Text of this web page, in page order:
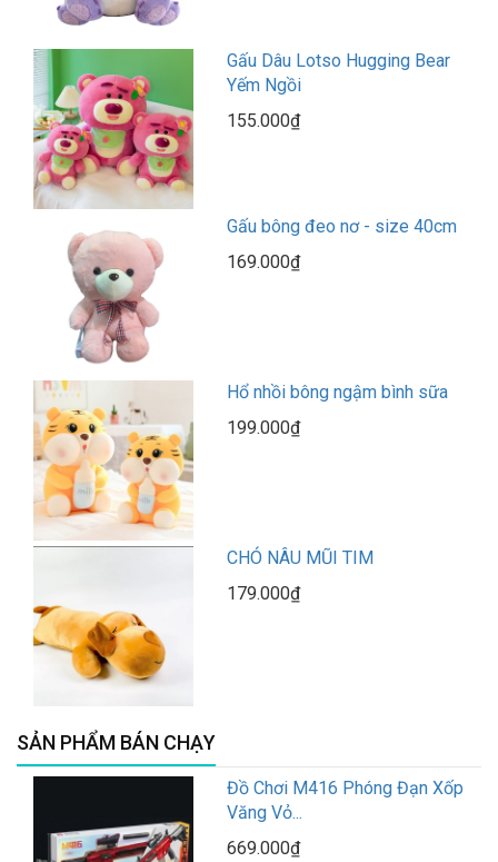
Gấu Dâu Lotso Hugging Bear
Yếm Ngồi
155.000₫
Gấu bông đeo nơ - size 40cm
169.000₫
Hổ nhồi bông ngậm bình sữa
199.000₫
CHÓ NÂU MŨI TIM
179.000₫
SẢN PHẨM BÁN CHẠY
Đồ Chơi M416 Phóng Đạn Xốp
Văng Vỏ...
669.000₫